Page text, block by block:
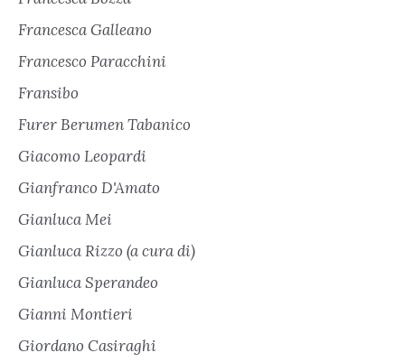
Francesca Galleano
Francesco Paracchini
Fransibo
Furer Berumen Tabanico
Giacomo Leopardi
Gianfranco D'Amato
Gianluca Mei
Gianluca Rizzo (a cura di)
Gianluca Sperandeo
Gianni Montieri
Giordano Casiraghi